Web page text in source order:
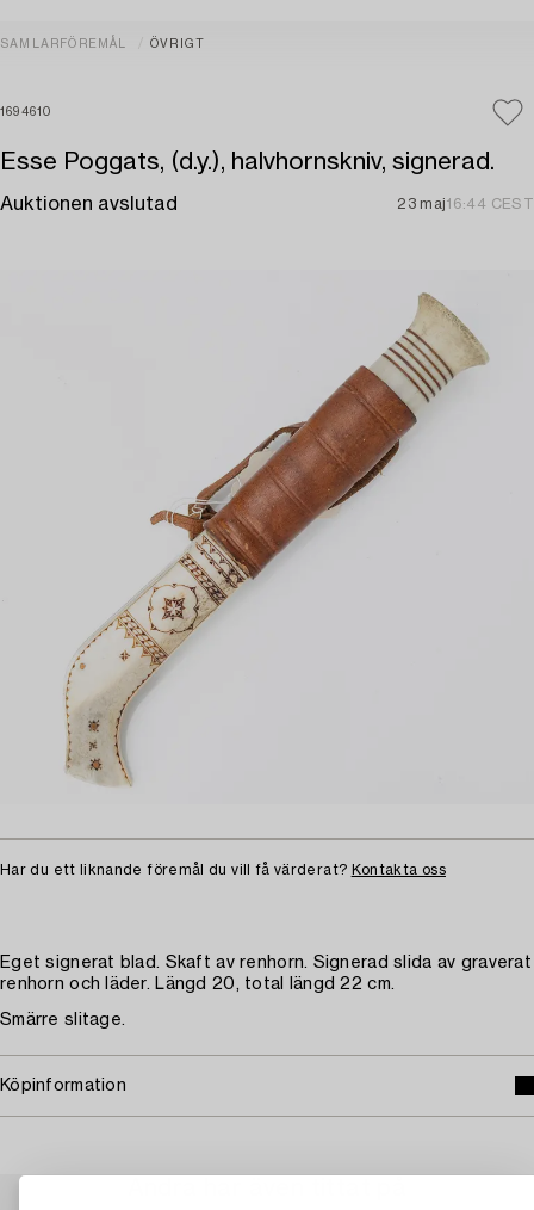
SAMLARFÖREMÅL ÖVRIGT
1694610
Esse Poggats, (d.y.), halvhornskniv, signerad.
Auktionen avslutad 23 maj16:44 CEST
Har du ett liknande föremål du vill få värderat? Kontakta oss
Eget signerat blad. Skaft av renhorn. Signerad slida av graverat
renhorn och läder. Längd 20, total längd 22 cm.
Smärre slitage.
Köpinformation